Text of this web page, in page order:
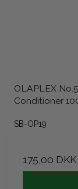
OLAPLEX
Conditioner
SB-OP19
175,00 DKK